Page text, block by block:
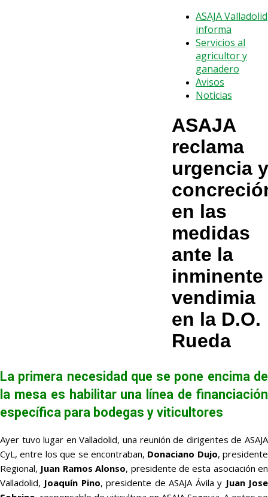
ASAJA Valladolid
informa
Servicios al
agricultor y
ganadero
Avisos
Noticias
ASAJA
reclama
urgencia y
en las
medidas
ante la
inminente
vendimia
en la D.O.
Rueda
La primera necesidad que se pone encima de
la mesa es habilitar una línea de financiación
específica para bodegas y viticultores
Ayer tuvo lugar en Valladolid, una reunión de dirigentes de ASAJA
CyL, entre los que se encontraban, Donaciano Dujo, presidente
Regional, Juan Ramos Alonso, presidente de esta asociación en
Valladolid, Joaquín Pino, presidente de ASAJA Ávila y Juan Jose